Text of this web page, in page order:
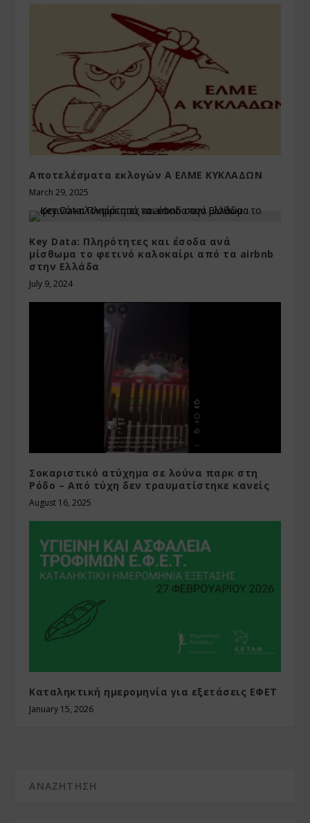
Αποτελέσματα εκλογών Α ΕΛΜΕ ΚΥΚΛΑΔΩΝ
March 29, 2025
Key Data: Πληρότητες και έσοδα ανά
μίσθωμα το φετινό καλοκαίρι από τα airbnb
στην Ελλάδα
July 9, 2024
Σοκαριστικό ατύχημα σε λούνα παρκ στη
Ρόδο – Από τύχη δεν τραυματίστηκε κανείς
August 16, 2025
Καταληκτική ημερομηνία για εξετάσεις ΕΦΕΤ
January 15, 2026